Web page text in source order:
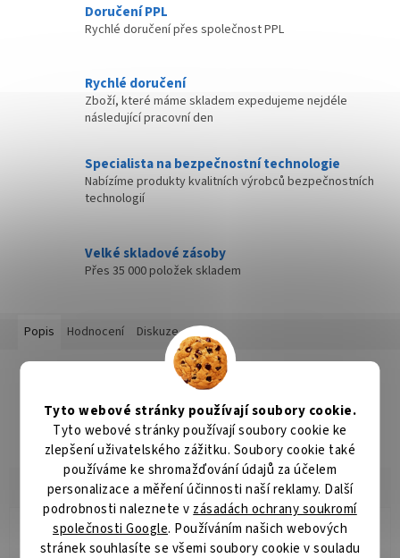
Tyto webové stránky používají soubory cookie.
Tyto webové stránky používají soubory cookie ke
zlepšení uživatelského zážitku. Soubory cookie také
používáme ke shromažďování údajů za účelem
personalizace a měření účinnosti naší reklamy. Další
podrobnosti naleznete v zásadách ochrany soukromí
společnosti Google. Používáním našich webových
stránek souhlasíte se všemi soubory cookie v souladu
Doručení PPL
Rychlé doručení přes společnost PPL
Rychlé doručení
Zboží, které máme skladem expedujeme nejdéle
následující pracovní den
Specialista na bezpečnostní technologie
Nabízíme produkty kvalitních výrobců bezpečnostních
technologií
Velké skladové zásoby
Přes 35 000 položek skladem
Popis Hodnocení Diskuze
Detailní popis produktu
Popis produktu není dostupný
Jana Koukalová